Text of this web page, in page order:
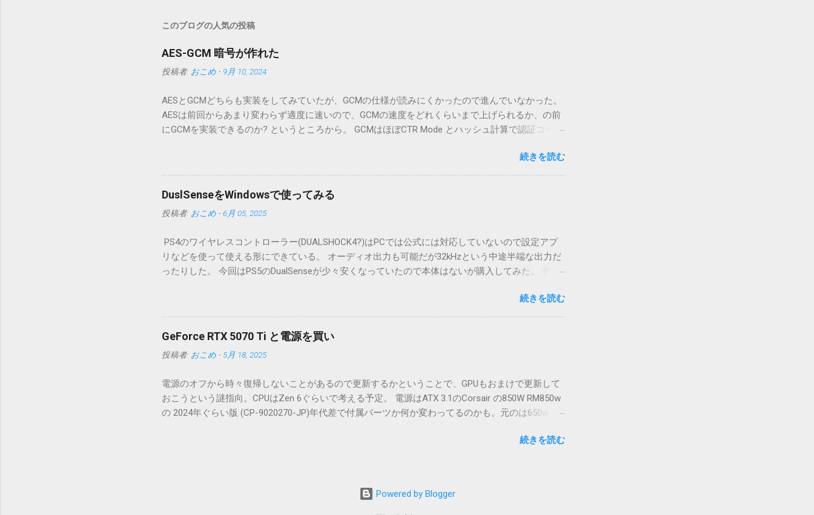
このブログの人気の投稿
AES-GCM 暗号が作れた
投稿者: おこめ - 9月 10, 2024
AESとGCMどちらも実装をしてみていたが、GCMの仕様が読みにくかったので進んでいなかった。
AESは前回からあまり変わらず適度に速いので、GCMの速度をどれくらいまで上げられるか、の前
にGCMを実装できるのか? というところから。 GCMはほぼCTR Mode とハッシュ計算で認証コード
完成、となる。 やや難解な初期化 CTRモード 認証タグの計算いろいろ AADの計算 ガロアさんの計
算をビット反転で テストパターンをみつけてやる気を出して、なんとか完了。速度的には低下な
し。本体のCTRっぽい計算のあと、認証タグの計算を別スレッドに分けてみた。2スレッドに分ける
ことでAES-NIは使ってないのに1.5Gbpsくらいは出ていてJava標準のより速い。という結果が出て
しまった。 GCM は CTRの拡張っぽい構造でストリーム暗号。本体の GCTR? とハッシュ値計算の
蓄積しながら本文の暗号を行う。ハッシュ計算用のスレッドが終わっていれば再始動する、くらい
のものでうまく動く。スレッド間に挟むのはいつもの自作Packetなので読み書き別々にしても全読
みしなければ多分問題なさそう。 基本的な高速化手法はAESもGCMも内部をlong型で64bit x 2 にす
になることぐらいでいいのかも。 IVの初期化は96bit 入力を使う、それ以外はGHASH で混ぜる、だ
がTLSでは96bit限定かもしれない。96bitの場合カウンタは乱数が入らないところからはじまる。計
算された値はJ0っぽい値になる。 IVは最初の値をGHASH用に、次からGCTR用に使うのでCTRの初
AAD とかいう感じの暗号化しないヘッダ的なものを追加可能で本体は暗号化後の値で計算する。
GHASHは2つを載せる前提の構造になっている。Paddingは単純な128bitまで0詰め。最後にAADと本
体Cの2つのビット長...
続きを読む
DuslSenseをWindowsで使ってみる
投稿者: おこめ -6月 05, 2025
PS4のワイヤレスコントローラー(DUALSHOCK4?)はPCでは公式には対応していないので設定アプ
リなどを使って使える形にできている。 オーディオ出力も可能だが32kHzという中途半端な出力だ
ったりした。 今回はPS5のDualSenseが少々安くなっていたので本体はないが購入してみた。 デザ
端子が違うくらいか。あとはオーディオ周辺端子が違うのとPSボタンの下にLED付きボタンが1つ増
えているかもしれない。 PCにも正式に対応しているのでBluetoothでもUSB-Cでも接続可能。
Bluetoothの場合は音声出力ができていないができるのかどうか謎。他のBluetooth音声(SBCの場合)
もプツプツと切れる場合があるのでやや難あり。 USB 2.0接続では音声48kHz 16bit出力が可能なこ
とを設定画面から確認できた。 ゲームはSteamなどが対応している。 振動も動作可能。 Steamの
ムで有効」になっているとPIXSEL REMASTER FINAL FANTASYなどでキー配置が変になり使えなか
った。 ということで、 Windowsの接続が正式対応 音声出力が48kHz USBがType-C これくらい
の差しかなくてよければ買い替え買い足しもいいのかもしれない
続きを読む
GeForce RTX 5070 Ti と電源を買い
投稿者: おこめ - 5月 18, 2025
電源のオフから時々復帰しないことがあるので更新するかということで、GPUもおまけで更新して
おこうという謎指向。CPUはZen 6ぐらいで考える予定。 電源はATX 3.1のCorsair の850W RM850w
の 2024年ぐらい版 (CP-9020270-JP)年代差で付属パーツか何か変わってるのかも。元のは650wぐ
のケーブルだけ刺せるのも邪魔にならずおすすめ。 他の電力食いそうなものも使わないので1000W
ーブルも細い方のケーブルもMB側は一体になっている。以前のは一部分かれる形だった。 GPU用
ケーブルなどは線1本1本が太いので安心できそう。 GPUの方もRTX 2000世代だとAIも使えなくなっ
続きを読む
Powered by Blogger